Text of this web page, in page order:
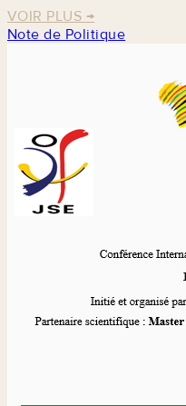
VOIR PLUS →
Note de Politique